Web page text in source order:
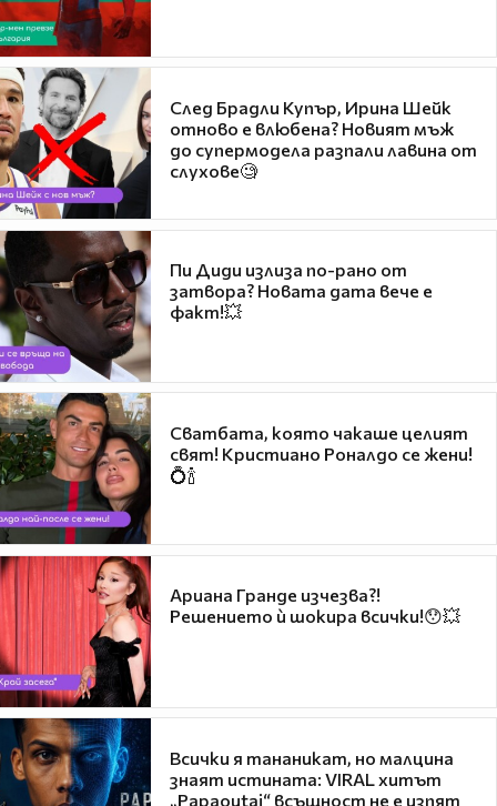
След Брадли Купър, Ирина Шейк
отново е влюбена? Новият мъж
до супермодела разпали лавина от
слухове🧐
Пи Диди излиза по-рано от
затвора? Новата дата вече е
факт!💥
Сватбата, която чакаше целият
свят! Кристиано Роналдо се жени!
💍🍾
Ариана Гранде изчезва?!
Решението ѝ шокира всички!😯💥
Всички я тананикат, но малцина
знаят истината: VIRAL хитът
„Papaoutai“ всъщност не е изпят